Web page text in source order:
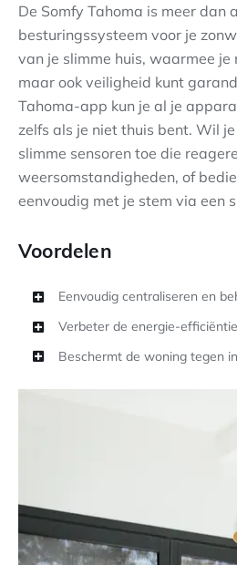
De Somfy Tahoma is meer dan
besturingssysteem voor je
van je slimme huis, waarmee je
maar ook veiligheid kunt
Tahoma-app kun je al je
zelfs als je niet thuis bent. Wil
slimme sensoren toe die
weersomstandigheden, of
eenvoudig met je stem via een
Voordelen
Eenvoudig centraliseren en
Verbeter de energie-efficiëntie
Beschermt de woning tegen